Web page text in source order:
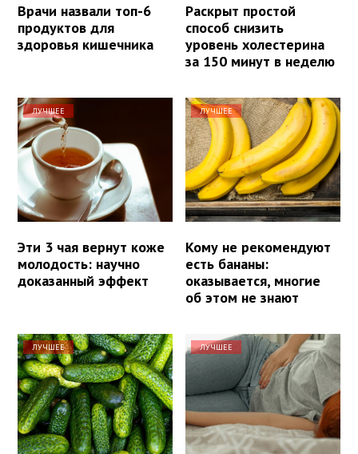
Врачи назвали топ-6
продуктов для
здоровья кишечника
Раскрыт простой
способ снизить
уровень холестерина
за 150 минут в неделю
ЛУЧШЕЕ
Эти 3 чая вернут коже
молодость: научно
доказанный эффект
ЛУЧШЕЕ
Кому не рекомендуют
есть бананы:
оказывается, многие
об этом не знают
ЛУЧШЕЕ ЛУЧШЕЕ